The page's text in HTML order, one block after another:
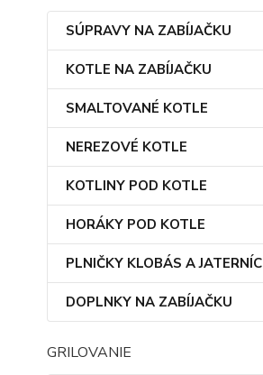
SÚPRAVY NA ZABÍJAČKU
KOTLE NA ZABÍJAČKU
SMALTOVANÉ KOTLE
NEREZOVÉ KOTLE
KOTLINY POD KOTLE
HORÁKY POD KOTLE
PLNIČKY KLOBÁS A JATERNÍC
DOPLNKY NA ZABÍJAČKU
GRILOVANIE